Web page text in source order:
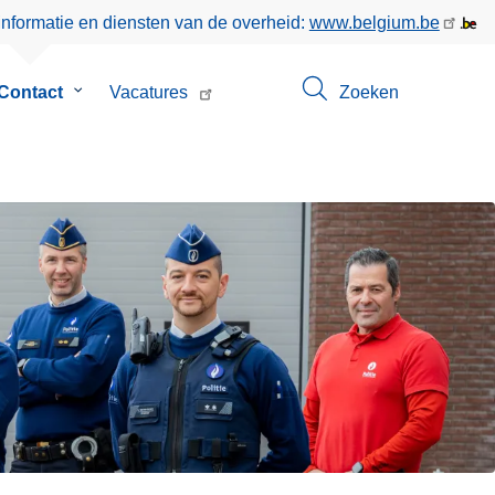
en diensten van de overheid: www.belgium.be
SubmenuVacatures Zoeken